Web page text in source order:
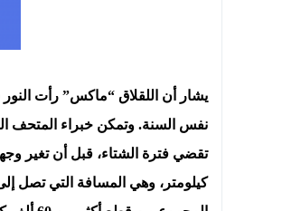
نفس السنة. وتمكن خبراء المتحف